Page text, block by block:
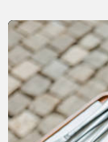
LATEST
STORY